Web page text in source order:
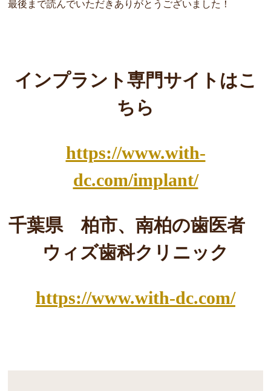
最後まで読んでいただきありがとうございました！
インプラント専門サイトはこ
ちら
https://www.with-
dc.com/implant/
千葉県 柏市、南柏の歯医者
ウィズ歯科クリニック
https://www.with-dc.com/